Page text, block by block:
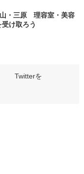
山・三原 理容室・美容
受け取ろう